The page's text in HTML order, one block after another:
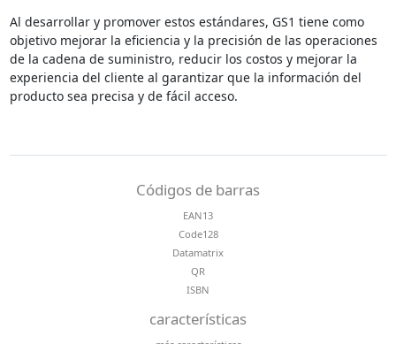
Al desarrollar y promover estos estándares, GS1 tiene como
objetivo mejorar la eficiencia y la precisión de las operaciones
de la cadena de suministro, reducir los costos y mejorar la
experiencia del cliente al garantizar que la información del
producto sea precisa y de fácil acceso.
Códigos de barras
EAN13
Code128
Datamatrix
QR
ISBN
características